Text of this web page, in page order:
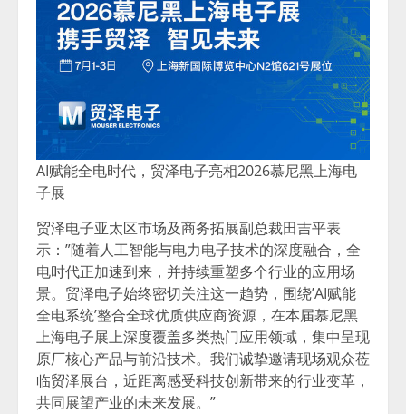
AI赋能全电时代，贸泽电子亮相2026慕尼黑上海电
子展
贸泽电子亚太区市场及商务拓展副总裁田吉平表
示：”随着人工智能与电力电子技术的深度融合，全
电时代正加速到来，并持续重塑多个行业的应用场
景。贸泽电子始终密切关注这一趋势，围绕’AI赋能
全电系统’整合全球优质供应商资源，在本届慕尼黑
上海电子展上深度覆盖多类热门应用领域，集中呈现
原厂核心产品与前沿技术。我们诚挚邀请现场观众莅
临贸泽展台，近距离感受科技创新带来的行业变革，
共同展望产业的未来发展。”